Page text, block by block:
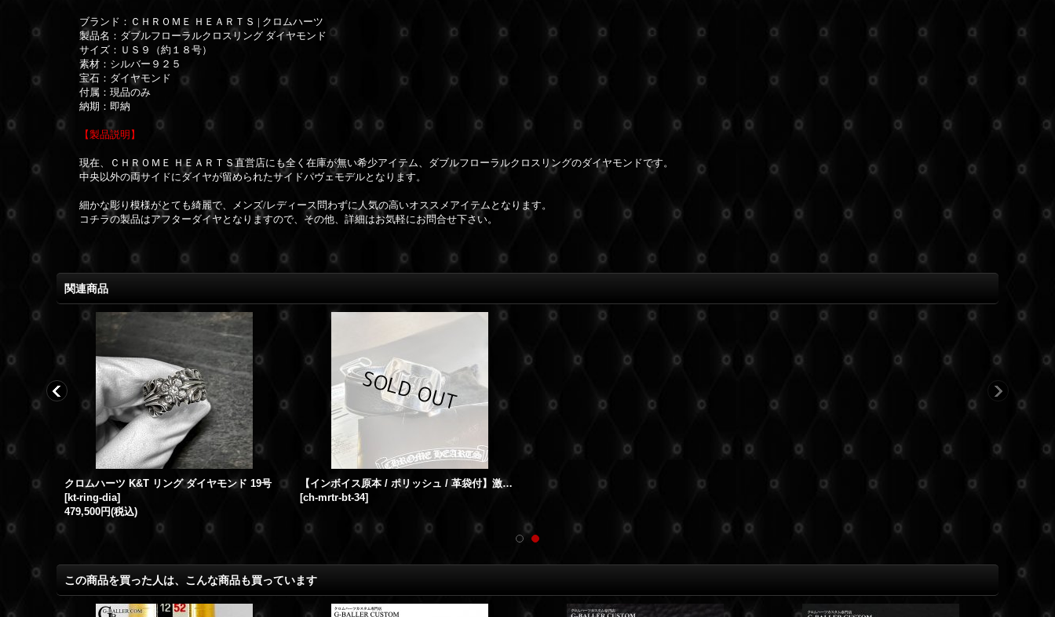
ブランド： ＣＨＲＯＭＥ ＨＥＡＲＴＳ | クロムハーツ
製品名：ダブルフローラルクロスリング ダイヤモンド
サイズ：ＵＳ９（約１８号）
素材：シルバー９２５
宝石：ダイヤモンド
付属：現品のみ
納期：即納
【製品説明】
現在、ＣＨＲＯＭＥ ＨＥＡＲＴＳ直営店にも全く在庫が無い希少アイテム、ダブルフローラルクロスリングのダイヤモンドです。
中央以外の両サイドにダイヤが留められたサイドパヴェモデルとなります。
細かな彫り模様がとても綺麗で、メンズ/レディース問わずに人気の高いオススメアイテムとなります。
コチラの製品はアフターダイヤとなりますので、その他、詳細はお気軽にお問合せ下さい。
関連商品
クロムハーツ ダガーリング ダイヤ 18号 本物 正規品 中古
クロムハーツ K&T リング ダイヤモンド 19号
[kt-ring-dia]
479,500円(税込)
【インボイス原本 / ポリッシュ / 革袋付】激レア クロムハーツ ミリタリーバックル CH 1.5インチ レザーストラップ ブラック 34インチ
[ch-mrtr-bt-34]
この商品を買った人は、こんな商品も買っています